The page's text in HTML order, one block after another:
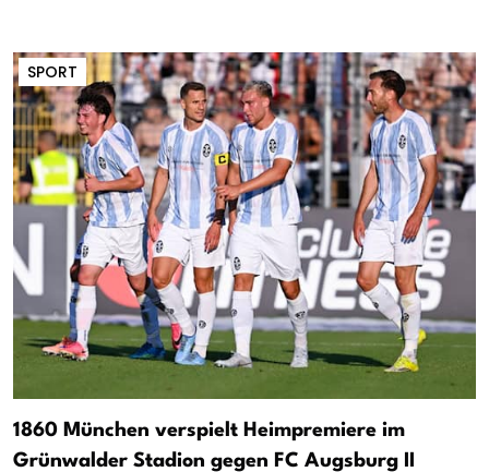
SPORT
1860 München verspielt Heimpremiere im
Grünwalder Stadion gegen FC Augsburg II